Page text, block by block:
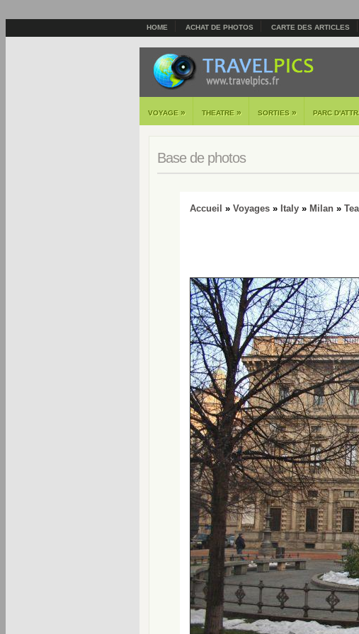
HOME ACHAT DE PHOTOS CARTE DES ARTICLES
VOYAGE » THEATRE » SORTIES » PARC
Base de photos
Accueil » Voyages » Italy » Milan »